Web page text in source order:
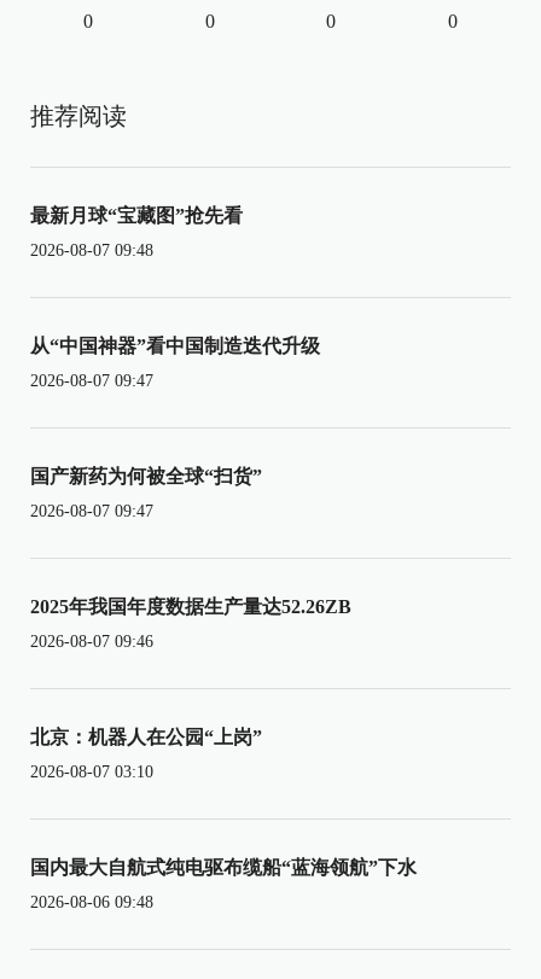
0 0 0 0
推荐阅读
最新月球“宝藏图”抢先看
2026-08-07 09:48
从“中国神器”看中国制造迭代升级
2026-08-07 09:47
国产新药为何被全球“扫货”
2026-08-07 09:47
2025年我国年度数据生产量达52.26ZB
2026-08-07 09:46
北京：机器人在公园“上岗”
2026-08-07 03:10
国内最大自航式纯电驱布缆船“蓝海领航”下水
2026-08-06 09:48